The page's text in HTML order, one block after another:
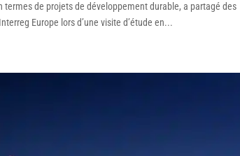
termes de projets de développement durable, a partagé des
Europe lors d’une visite d’étude en...